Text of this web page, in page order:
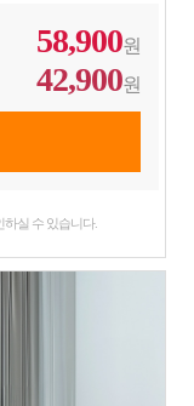
58,900원
42,900원
실 수 있습니다.